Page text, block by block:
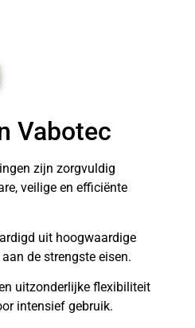
Vabotec
zijn zorgvuldig
veilige en efficiënte
uit hoogwaardige
de strengste eisen.
uitzonderlijke flexibiliteit
intensief gebruik.